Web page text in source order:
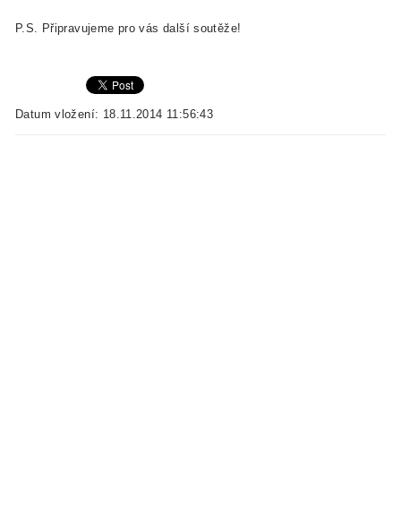
P.S. Připravujeme pro vás další soutěže!
Datum vložení: 18.11.2014 11:56:43